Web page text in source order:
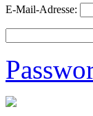
E-Mail-Adresse: